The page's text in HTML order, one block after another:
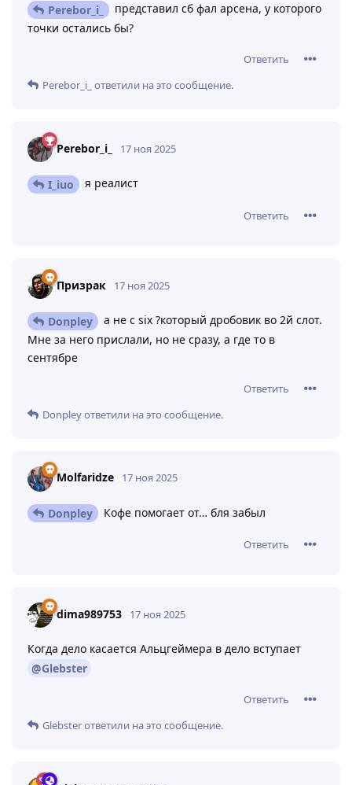
Perebor_i_
представил сб фал арсена, у которого
точки остались бы?
Ответить
Perebor_i_ ответили на это сообщение.
Perebor_i_ 17 ноя 2025
I_iuo я реалист
Ответить
Призрак 17 ноя 2025
Donpley
а не с six ?который дробовик во 2й слот.
Мне за него прислали, но не сразу, а где то в
сентябре
Ответить
Donpleyответили на это сообщение.
Molfaridze 17 ноя 2025
Donpley Кофе помогает от… бля забыл
Ответить
dima989753 17 ноя 2025
Когда дело касается Альцгеймера в дело вступает
@Glebster
Ответить
Glebsterответили на это сообщение.